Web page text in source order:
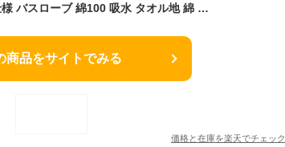
楽天1位 本格ホテル仕様 バスローブ 綿100 吸水 タオル地 綿 厚手 ママ バスタオル レディース パイル 出産祝い メンズ 風呂上がり ルームウェア 部屋着 着心地 肌触り アトピー 敏感肌 乾燥肌 秋 秋冬 冬 Spring lecielclair summer
商品をサイトでみる
価格と在庫を楽天でチェック